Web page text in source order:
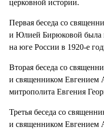
церковной истории.
Первая беседа со
и Юлией Бирюковой была
на юге России в 1920-е
Вторая беседа со
и священником Евгением
митрополита Евгения
Третья беседа со
и священником Евгением